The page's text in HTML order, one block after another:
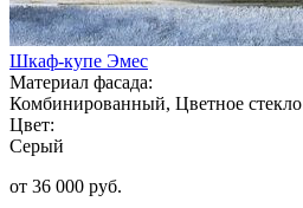
Шкаф-купе Эмес
Материал фасада:
Комбинированный, Цветное стекло
Цвет:
Серый
от 36 000 руб.